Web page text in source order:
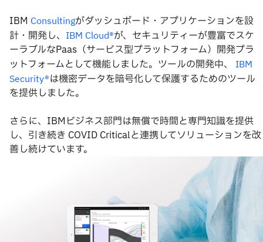
IBM Consultingがダッシュボード・アプリケーションを設
計・開発し、 IBM Cloud®が、セキュリティーが豊富でスケ
ーラブルなPaas（サービス型プラットフォーム）開発プラ
ットフォームとして機能しました。ツールの開発中、
IBM
Security®は機密データを暗号化して保護するためのツール
を提供しました。
さらに、IBMビジネス部門は無償で時間と専門知識を提供
し、引き続き COVID Criticalと連携してソリューションを改
善し続けています。